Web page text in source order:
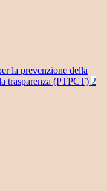
la prevenzione della
trasparenza (PTPCT) 2